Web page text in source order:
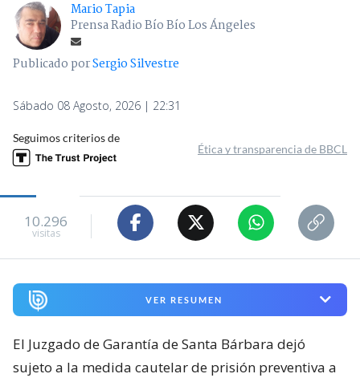
Mario Tapia
Prensa Radio Bío Bío Los Ángeles
Publicado porSergio Silvestre
Sábado 08 Agosto, 2026 | 22:31
Seguimos criterios de
Ética y transparencia de BBCL
10.296
visitas
VER RESUMEN
El Juzgado de Garantía de Santa Bárbara dejó
sujeto a la medida cautelar de prisión preventiva a